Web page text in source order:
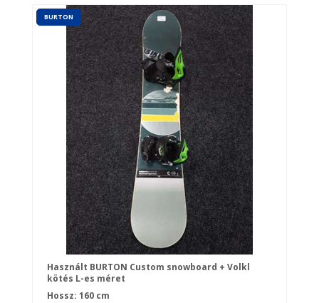
BURTON
Használt BURTON Custom snowboard + Volkl
kötés L-es méret
Hossz: 160 cm